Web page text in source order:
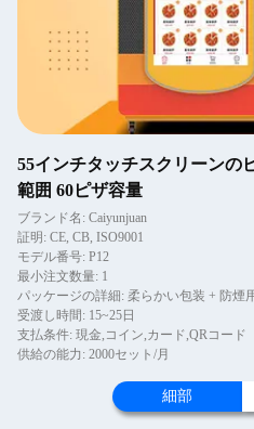
55インチタッチスクリーンの
範囲 60ピザ容量
ブランド名: Caiyunjuan
証明: CE, CB, ISO9001
モデル番号: P12
最小注文数量: 1
パッケージの詳細: 柔らかい包装 + 防煙
受渡し時間: 15~25日
支払条件: 現金,コイン,カード,QRコード
供給の能力: 2000セット/月
細部